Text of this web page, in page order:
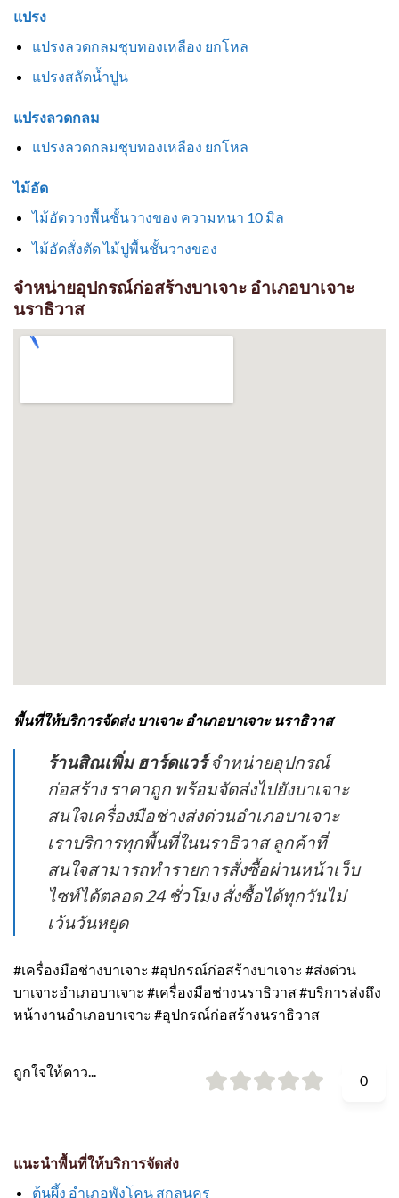
แปรง
แปรงลวดกลมชุบทองเหลือง ยกโหล
แปรงสลัดน้ำปูน
แปรงลวดกลม
แปรงลวดกลมชุบทองเหลือง ยกโหล
ไม้อัด
ไม้อัดวางพื้นชั้นวางของ ความหนา 10 มิล
ไม้อัดสั่งตัด ไม้ปูพื้นชั้นวางของ
จำหน่ายอุปกรณ์ก่อสร้างบาเจาะ อำเภอบาเจาะ
นราธิวาส
พื้นที่ให้บริการจัดส่ง บาเจาะ อำเภอบาเจาะ นราธิวาส
ร้านสิณเพิ่ม ฮาร์ดแวร์จำหน่ายอุปกรณ์
ก่อสร้าง ราคาถูก พร้อมจัดส่งไปยังบาเจาะ
สนใจเครื่องมือช่างส่งด่วนอำเภอบาเจาะ
เราบริการทุกพื้นที่ในนราธิวาส ลูกค้าที่
สนใจสามารถทำรายการสั่งซื้อผ่านหน้าเว็บ
ไซท์ได้ตลอด 24 ชั่วโมง สั่งซื้อได้ทุกวันไม่
เว้นวันหยุด
#เครื่องมือช่างบาเจาะ #อุปกรณ์ก่อสร้างบาเจาะ #ส่งด่วน
บาเจาะอำเภอบาเจาะ #เครื่องมือช่างนราธิวาส #บริการส่งถึง
หน้างานอำเภอบาเจาะ #อุปกรณ์ก่อสร้างนราธิวาส
ถูกใจให้ดาว...
0
แนะนำพื้นที่ให้บริการจัดส่ง
ต้นผึ้ง อำเภอพังโคน สกลนคร